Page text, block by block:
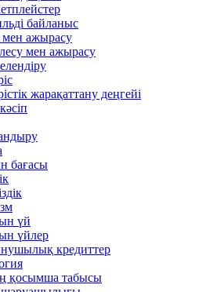
байланыс
мен ажырасу
мен ажырасу
жарақаттану деңгейі
бағасы
үй
үйлер
кредиттер
қосымша табысы